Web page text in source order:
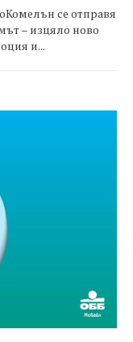
се отправя
– изцяло ново
и...